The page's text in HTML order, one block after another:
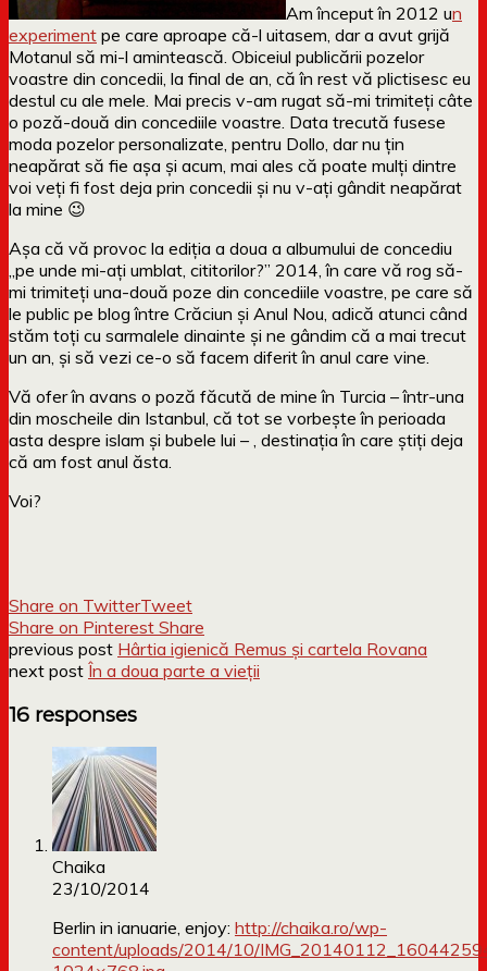
Am început în 2012 un
experiment pe care aproape că-l uitasem, dar a avut grijă
Motanul să mi-l amintească. Obiceiul publicării pozelor
voastre din concedii, la final de an, că în rest vă plictisesc eu
destul cu ale mele. Mai precis v-am rugat să-mi trimiteți câte
o poză-două din concediile voastre. Data trecută fusese
moda pozelor personalizate, pentru Dollo, dar nu țin
neapărat să fie așa și acum, mai ales că poate mulți dintre
voi veți fi fost deja prin concedii și nu v-ați gândit neapărat
la mine 😉
Așa că vă provoc la ediția a doua a albumului de concediu
„pe unde mi-ați umblat, cititorilor?” 2014, în care vă rog să-
mi trimiteți una-două poze din concediile voastre, pe care să
le public pe blog între Crăciun și Anul Nou, adică atunci când
stăm toți cu sarmalele dinainte și ne gândim că a mai trecut
un an, și să vezi ce-o să facem diferit în anul care vine.
Vă ofer în avans o poză făcută de mine în Turcia – într-una
din moscheile din Istanbul, că tot se vorbește în perioada
asta despre islam și bubele lui – , destinația în care știți deja
că am fost anul ăsta.
Voi?
Share on TwitterTweet
Share on Pinterest Share
previous post Hârtia igienică Remus și cartela Rovana
next post În a doua parte a vieții
16 responses
Chaika
23/10/2014
Berlin in ianuarie, enjoy: http://chaika.ro/wp-
content/uploads/2014/10/